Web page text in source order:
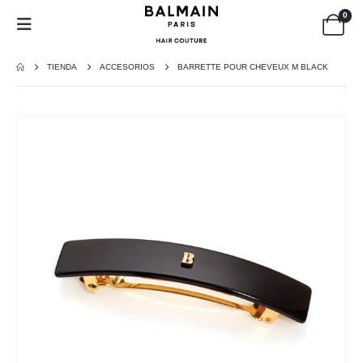
0
TIENDA ACCESORIOS BARRETTE POUR CHEVEUX M BLACK